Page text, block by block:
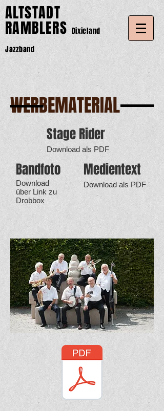
ALTSTADT
RAMBLERS Dixieland
Jazzband
WERBEMATERIAL
Stage Rider
Download als PDF
Bandfoto
Download
über Link zu
Drobbox
Medientext
Download als PDF